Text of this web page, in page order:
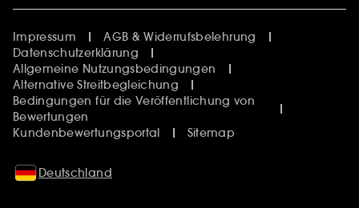
Impressum
AGB & Widerrufsbelehrung
Datenschutzerklärung
Allgemeine Nutzungsbedingungen
Alternative Streitbegleichung
Bedingungen für die Veröffentlichung von
Bewertungen
Kundenbewertungsportal
Sitemap
Deutschland